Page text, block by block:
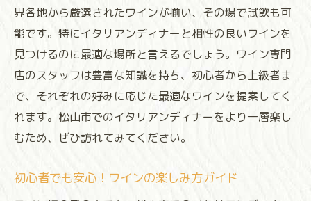
界各地から厳選されたワインが揃い、その場で試飲も可
能です。特にイタリアンディナーと相性の良いワインを
見つけるのに最適な場所と言えるでしょう。ワイン専門
店のスタッフは豊富な知識を持ち、初心者から上級者ま
で、それぞれの好みに応じた最適なワインを提案してく
れます。松山市でのイタリアンディナーをより一層楽し
むため、ぜひ訪れてみてください。
初心者でも安心！ワインの楽しみ方ガイド